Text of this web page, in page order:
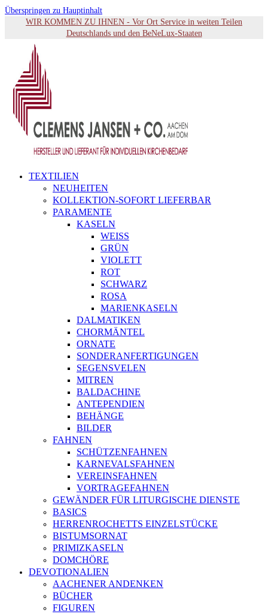
Überspringen zu Hauptinhalt
WIR KOMMEN ZU IHNEN - Vor Ort Service in weiten Teilen
Deutschlands und den BeNeLux-Staaten
TEXTILIEN
NEUHEITEN
KOLLEKTION-SOFORT LIEFERBAR
PARAMENTE
KASELN
WEISS
GRÜN
VIOLETT
ROT
SCHWARZ
ROSA
MARIENKASELN
DALMATIKEN
CHORMÄNTEL
ORNATE
SONDERANFERTIGUNGEN
SEGENSVELEN
MITREN
BALDACHINE
ANTEPENDIEN
BEHÄNGE
BILDER
FAHNEN
SCHÜTZENFAHNEN
KARNEVALSFAHNEN
VEREINSFAHNEN
VORTRAGEFAHNEN
GEWÄNDER FÜR LITURGISCHE DIENSTE
BASICS
HERRENROCHETTS EINZELSTÜCKE
BISTUMSORNAT
PRIMIZKASELN
DOMCHÖRE
DEVOTIONALIEN
AACHENER ANDENKEN
BÜCHER
FIGUREN